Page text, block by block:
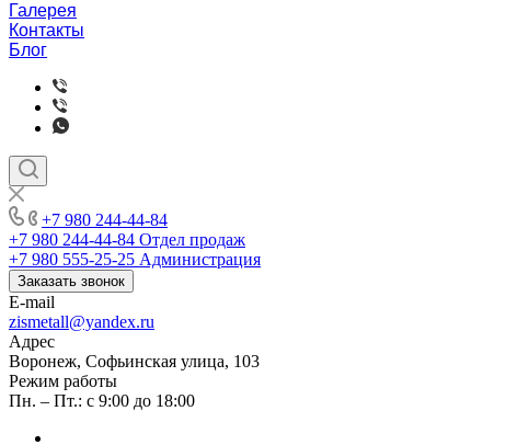
Галерея
Контакты
Блог
+7 980 244-44-84
+7 980 244-44-84 Отдел продаж
+7 980 555-25-25 Администрация
Заказать звонок
E-mail
zismetall@yandex.ru
Адрес
Воронеж, Софьинская улица, 103
Режим работы
Пн. – Пт.: с 9:00 до 18:00